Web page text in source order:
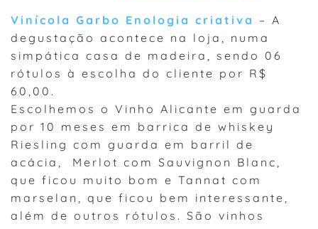
Vinícola Garbo Enologia criativa – A
degustação acontece na loja, numa
simpática casa de madeira, sendo 06
rótulos à escolha do cliente por R$
60,00.
Escolhemos o Vinho Alicante em guarda
por 10 meses em barrica de whiskey
Riesling com guarda em barril de
acácia, Merlot com Sauvignon Blanc,
que ficou muito bom e Tannat com
marselan, que ficou bem interessante,
além de outros rótulos. São vinhos